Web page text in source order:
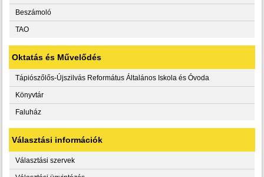
Beszámoló
TAO
Oktatás és Művelődés
Tápiószőlős-Újszilvás Református Általános Iskola és Óvoda
Könyvtár
Faluház
Választási információk
Választási szervek